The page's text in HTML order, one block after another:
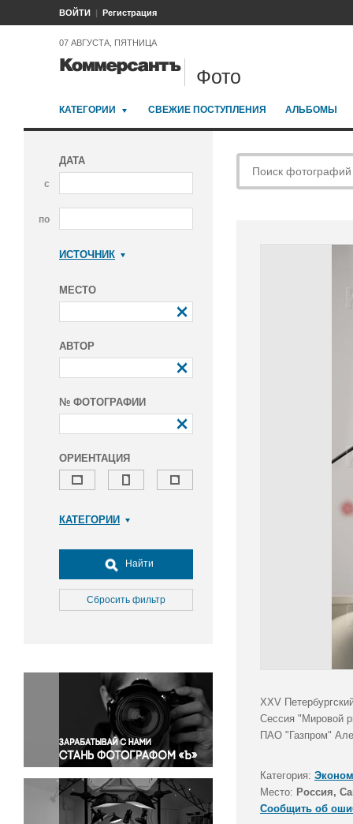
ВОЙТИ Регистрация
07 АВГУСТА, ПЯТНИЦА
Фото
КАТЕГОРИИ СВЕЖИЕ ПОСТУПЛЕНИЯ АЛЬБОМЫ
ДАТА
с
по
ИСТОЧНИК
МЕСТО
АВТОР
№ ФОТОГРАФИИ
ОРИЕНТАЦИЯ
КАТЕГОРИИ
Досуг, туризм и отдых
Культура
Медицина
Окружающая среда
Политика
Правосудие
Происшествия и конфликты
Религия
Светская жизнь
Спорт
Экология
Найти
Сбросить фильтр
XXV
Сессия "Мировой
ПАО "Газпром"
Категория:
Место: Россия,
Сообщить об